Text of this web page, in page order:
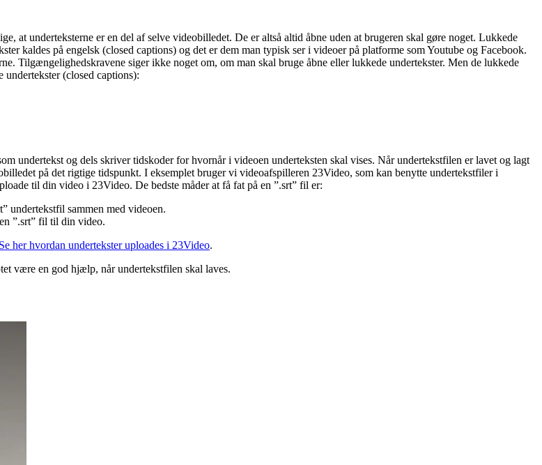
at underteksterne er en del af selve videobilledet. De er altså altid åbne uden at brugeren skal gøre noget. Lukkede
kaldes på engelsk (closed captions) og det er dem man typisk ser i videoer på platforme som Youtube og Facebook.
Tilgængelighedskravene siger ikke noget om, om man skal bruge åbne eller lukkede undertekster. Men de lukkede
(closed captions):
undertekst og dels skriver tidskoder for hvornår i videoen underteksten skal vises. Når undertekstfilen er lavet og lagt
på det rigtige tidspunkt. I eksemplet bruger vi videoafspilleren 23Video, som kan benytte undertekstfiler i
til din video i 23Video. De bedste måder at få fat på en ”.srt” fil er:
undertekstfil sammen med videoen.
”.srt” fil til din video.
Se her hvordan undertekster uploades i 23Video.
være en god hjælp, når undertekstfilen skal laves.